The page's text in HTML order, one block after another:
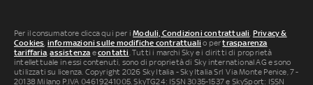
Per il consumatore clicca qui per iModuli, Condizioni contrattuali Privacy &
Cookies informazioni sulle modifiche contrattuali o pertrasparenza
tariffaria ,assistenza econtatti . Tutti i marchi Sky e i diritti di proprietà
intellettuale in essi contenuti, sono di proprietà di Sky international AG e sono
utilizzati su licenza. Copyright 2026 Sky Italia - Sky Italia Srl Via Monte Penice, 7 -
20138 Milano P.IVA 04619241005. SkyTG24: ISSN 3035-1537 e SkySport: ISSN